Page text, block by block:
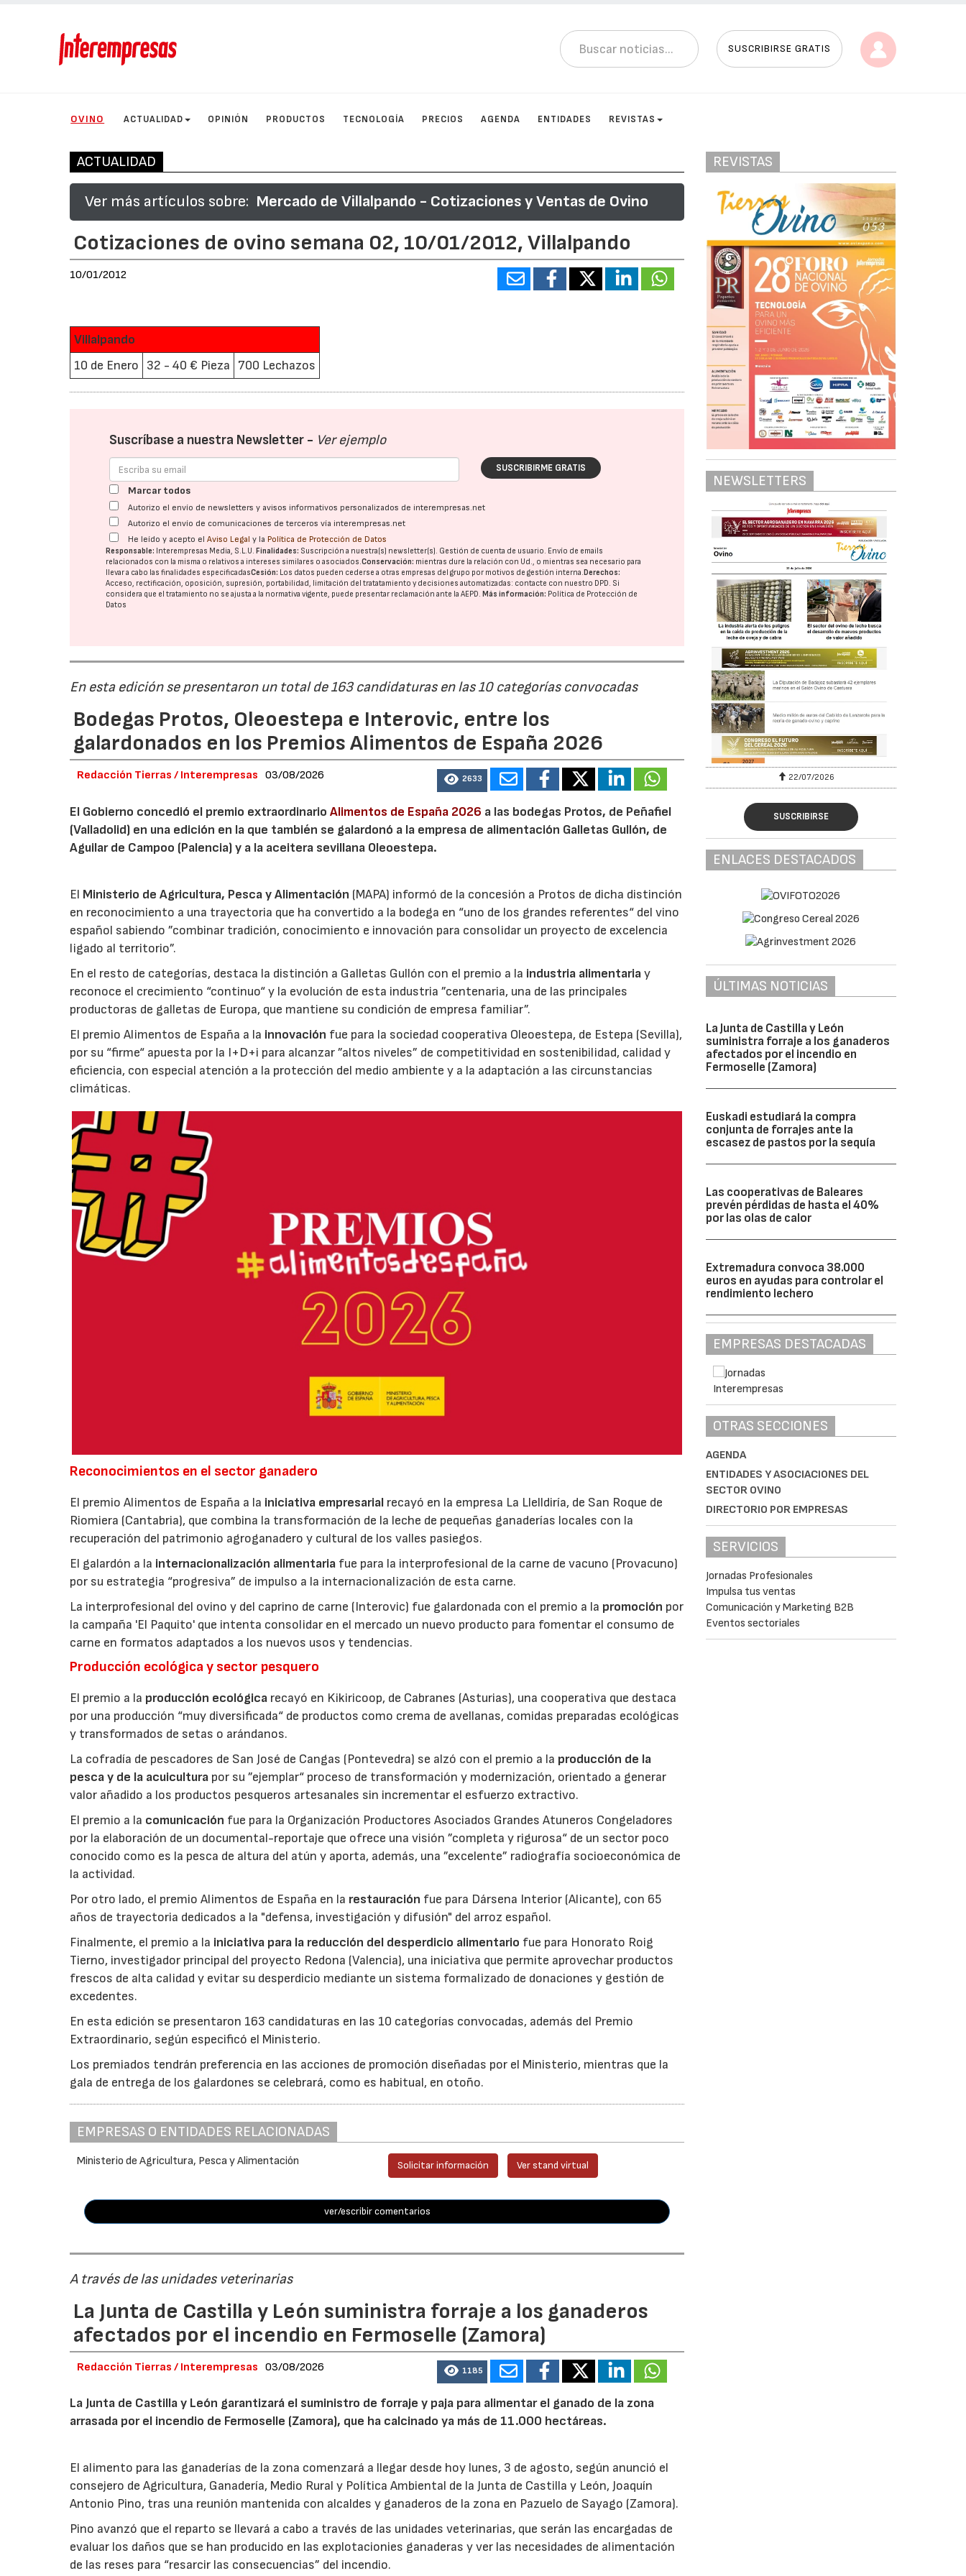
SUSCRIBIRSE GRATIS
OVINO ACTUALIDAD OPINIÓN PRODUCTOS TECNOLOGÍA PRECIOS AGENDA ENTIDADES REVISTAS
ACTUALIDAD
Ver más artículos sobre: Mercado de Villalpando - Cotizaciones y Ventas de Ovino
Cotizaciones de ovino semana 02, 10/01/2012, Villalpando
10/01/2012
Villalpando
10 de Enero
32 - 40 € Pieza 700 Lechazos
Suscríbase a nuestra Newsletter - Ver ejemplo
SUSCRIBIRME GRATIS
Marcar todos
Autorizo el envío de newsletters y avisos informativos personalizados de interempresas.net
Autorizo el envío de comunicaciones de terceros vía interempresas.net
He leído y acepto elAviso Legal y la Política de Protección de Datos
Responsable: Interempresas Media, S.L.U. Finalidades: Suscripción a nuestra(s) newsletter(s). Gestión de cuenta de usuario. Envío de emails
relacionados con la misma o relativos a intereses similares o asociados.Conservación: mientras dure la relación con Ud., o mientras sea necesario para
llevar a cabo las finalidades especificadasCesión: Los datos pueden cederse a otras empresas del grupo por motivos de gestión interna. Derechos:
Acceso, rectificación, oposición, supresión, portabilidad, limitación del tratatamiento y decisiones automatizadas: contacte con nuestro DPD. Si
considera que el tratamiento no se ajusta a la normativa vigente, puede presentar reclamación ante laAEPD. Más información: Política de Protección de
Datos
En esta edición se presentaron un total de 163 candidaturas en las 10 categorías convocadas
Bodegas Protos, Oleoestepa e Interovic, entre los
galardonados en los Premios Alimentos de España 2026
Redacción Tierras / Interempresas 03/08/2026 2633
El Gobierno concedió el premio extraordinarioAlimentos de España 2026 a las bodegas Protos, de Peñafiel
(Valladolid) en una edición en la que también se galardonó a la empresa de alimentación Galletas Gullón, de
Aguilar de Campoo (Palencia) y a la aceitera sevillana Oleoestepa.
El Ministerio de Agricultura, Pesca y Alimentación (MAPA) informó de la concesión a Protos de dicha distinción
en reconocimiento a una trayectoria que ha convertido a la bodega en “uno de los grandes referentes“ del vino
español sabiendo ”combinar tradición, conocimiento e innovación para consolidar un proyecto de excelencia
ligado al territorio”.
En el resto de categorías, destaca la distinción a Galletas Gullón con el premio a la industria alimentariay
reconoce el crecimiento “continuo“ y la evolución de esta industria ”centenaria, una de las principales
productoras de galletas de Europa, que mantiene su condición de empresa familiar”.
El premio Alimentos de España a la innovación fue para la sociedad cooperativa Oleoestepa, de Estepa (Sevilla),
por su “firme“ apuesta por la I+D+i para alcanzar ”altos niveles” de competitividad en sostenibilidad, calidad y
eficiencia, con especial atención a la protección del medio ambiente y a la adaptación a las circunstancias
climáticas.
Reconocimientos en el sector ganadero
El premio Alimentos de España a la iniciativa empresarial recayó en la empresa La Llelldiría, de San Roque de
Riomiera (Cantabria), que combina la transformación de la leche de pequeñas ganaderías locales con la
recuperación del patrimonio agroganadero y cultural de los valles pasiegos.
El galardón a la internacionalización alimentaria fue para la interprofesional de la carne de vacuno (Provacuno)
por su estrategia “progresiva” de impulso a la internacionalización de esta carne.
La interprofesional del ovino y del caprino de carne (Interovic) fue galardonada con el premio a la promoción por
la campaña 'El Paquito' que intenta consolidar en el mercado un nuevo producto para fomentar el consumo de
carne en formatos adaptados a los nuevos usos y tendencias.
Producción ecológica y sector pesquero
El premio a la producción ecológica recayó en Kikiricoop, de Cabranes (Asturias), una cooperativa que destaca
por una producción “muy diversificada“ de productos como crema de avellanas, comidas preparadas ecológicas
y transformados de setas o arándanos.
La cofradía de pescadores de San José de Cangas (Pontevedra) se alzó con el premio a la producción de la
pesca y de la acuicultura por su ”ejemplar“ proceso de transformación y modernización, orientado a generar
valor añadido a los productos pesqueros artesanales sin incrementar el esfuerzo extractivo.
El premio a la comunicación fue para la Organización Productores Asociados Grandes Atuneros Congeladores
por la elaboración de un documental-reportaje que ofrece una visión ”completa y rigurosa“ de un sector poco
conocido como es la pesca de altura del atún y aporta, además, una ”excelente” radiografía socioeconómica de
la actividad.
Por otro lado, el premio Alimentos de España en la restauración fue para Dársena Interior (Alicante), con 65
años de trayectoria dedicados a la "defensa, investigación y difusión" del arroz español.
Finalmente, el premio a la iniciativa para la reducción del desperdicio alimentario fue para Honorato Roig
Tierno, investigador principal del proyecto Redona (Valencia), una iniciativa que permite aprovechar productos
frescos de alta calidad y evitar su desperdicio mediante un sistema formalizado de donaciones y gestión de
excedentes.
En esta edición se presentaron 163 candidaturas en las 10 categorías convocadas, además del Premio
Extraordinario, según especificó el Ministerio.
Los premiados tendrán preferencia en las acciones de promoción diseñadas por el Ministerio, mientras que la
gala de entrega de los galardones se celebrará, como es habitual, en otoño.
EMPRESAS O ENTIDADES RELACIONADAS
Ministerio de Agricultura, Pesca y Alimentación Solicitar información Ver stand virtual
ver/escribir comentarios
A través de las unidades veterinarias
La Junta de Castilla y León suministra forraje a los ganaderos
afectados por el incendio en Fermoselle (Zamora)
Redacción Tierras / Interempresas 03/08/2026 1185
La Junta de Castilla y León garantizará el suministro de forraje y paja para alimentar el ganado de la zona
arrasada por el incendio de Fermoselle (Zamora), que ha calcinado ya más de 11.000 hectáreas.
El alimento para las ganaderías de la zona comenzará a llegar desde hoy lunes, 3 de agosto, según anunció el
consejero de Agricultura, Ganadería, Medio Rural y Política Ambiental de la Junta de Castilla y León, Joaquín
Antonio Pino, tras una reunión mantenida con alcaldes y ganaderos de la zona en Pazuelo de Sayago (Zamora).
Pino avanzó que el reparto se llevará a cabo a través de las unidades veterinarias, que serán las encargadas de
evaluar los daños que se han producido en las explotacionies ganaderas y ver las necesidades de alimentación
de las reses para “resarcir las consecuencias” del incendio.
REVISTAS
NEWSLETTERS
22/07/2026 29/07/2026 22/07/2026
SUSCRIBIRSE
ENLACES DESTACADOS
ÚLTIMAS NOTICIAS
La Junta de Castilla y León
suministra forraje a los ganaderos
afectados por el incendio en
Fermoselle (Zamora)
Euskadi estudiará la compra
conjunta de forrajes ante la
escasez de pastos por la sequía
Las cooperativas de Baleares
prevén pérdidas de hasta el 40%
por las olas de calor
Extremadura convoca 38.000
euros en ayudas para controlar el
rendimiento lechero
EMPRESAS DESTACADAS
OTRAS SECCIONES
AGENDA
ENTIDADES Y ASOCIACIONES DEL
SECTOR OVINO
DIRECTORIO POR EMPRESAS
SERVICIOS
Jornadas Profesionales
Impulsa tus ventas
Comunicación y Marketing B2B
Eventos sectoriales